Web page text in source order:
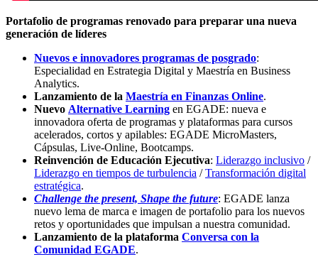
Portafolio de programas renovado para preparar una nueva
generación de líderes
Nuevos e innovadores programas de posgrado:
Especialidad en Estrategia Digital y Maestría en Business
Analytics.
Lanzamiento de la Maestría en Finanzas Online.
Nuevo Alternative Learning en EGADE: nueva e
innovadora oferta de programas y plataformas para cursos
acelerados, cortos y apilables: EGADE MicroMasters,
Cápsulas, Live-Online, Bootcamps.
Reinvención de Educación Ejecutiva: Liderazgo inclusivo /
Liderazgo en tiempos de turbulencia /Transformación digital
estratégica.
Challenge the present, Shape the future: EGADE lanza
nuevo lema de marca e imagen de portafolio para los nuevos
retos y oportunidades que impulsan a nuestra comunidad.
Lanzamiento de la plataforma Conversa con la
Comunidad EGADE.